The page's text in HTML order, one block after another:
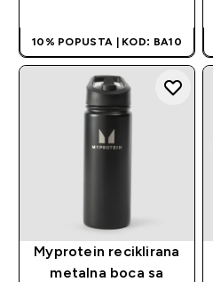
10% POPUSTA | KOD: BA10
Myprotein reciklirana
metalna boca sa